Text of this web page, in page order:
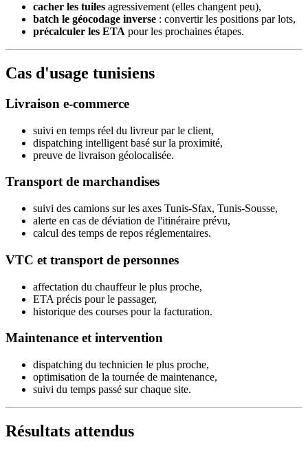
cacher les tuiles agressivement (elles changent peu),
batch le géocodage inverse : convertir les positions par lots,
précalculer les ETA pour les prochaines étapes.
Cas d'usage tunisiens
Livraison e-commerce
suivi en temps réel du livreur par le client,
dispatching intelligent basé sur la proximité,
preuve de livraison géolocalisée.
Transport de marchandises
suivi des camions sur les axes Tunis-Sfax, Tunis-Sousse,
alerte en cas de déviation de l'itinéraire prévu,
calcul des temps de repos réglementaires.
VTC et transport de personnes
affectation du chauffeur le plus proche,
ETA précis pour le passager,
historique des courses pour la facturation.
Maintenance et intervention
dispatching du technicien le plus proche,
optimisation de la tournée de maintenance,
suivi du temps passé sur chaque site.
Résultats attendus